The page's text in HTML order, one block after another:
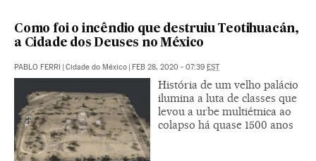
Como foi o incêndio que destruiu Teotihuacán,
a Cidade dos Deuses no México
PABLO FERRI Cidade do México FEB 28, 2020 - 07:39 EST
História de um velho palácio
ilumina a luta de classes que
levou a urbe multiétnica ao
colapso há quase 1500 anos